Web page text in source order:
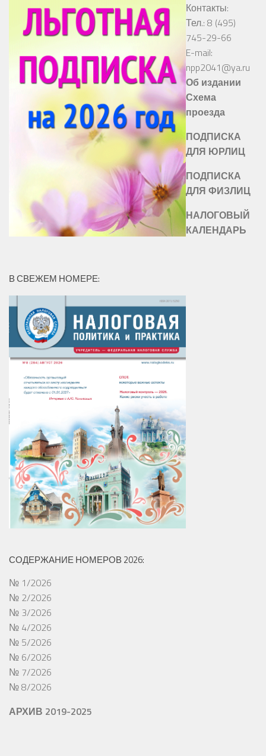
Контакты:
Тел.: 8 (495)
745-29-66
E-mail:
npp2041@ya.ru
Об издании
Схема
проезда
ПОДПИСКА
ДЛЯ ЮРЛИЦ
ПОДПИСКА
ДЛЯ ФИЗЛИЦ
НАЛОГОВЫЙ
КАЛЕНДАРЬ
В СВЕЖЕМ НОМЕРЕ:
СОДЕРЖАНИЕ НОМЕРОВ 2026:
№ 1/2026
№ 2/2026
№ 3/2026
№ 4/2026
№ 5/2026
№ 6/2026
№ 7/2026
№ 8/2026
АРХИВ 2019-2025